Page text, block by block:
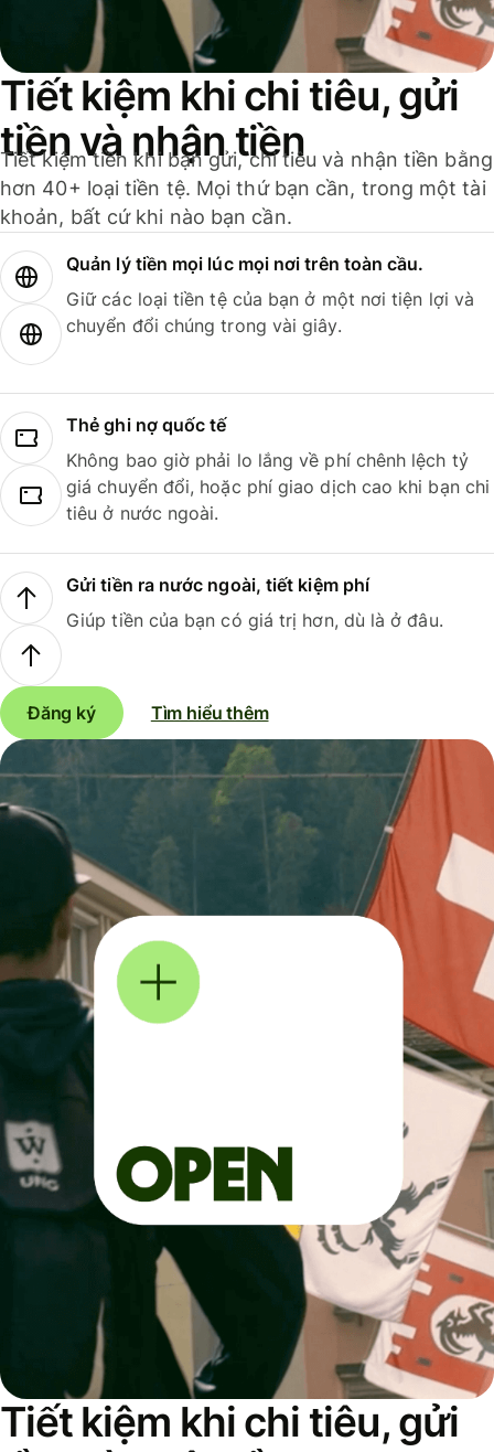
Tiết kiệm khi chi tiêu, gửi
tiền và nhận tiền
Tiết kiệm tiền khi bạn gửi, chi tiêu và nhận tiền bằng
hơn 40+ loại tiền tệ. Mọi thứ bạn cần, trong một tài
khoản, bất cứ khi nào bạn cần.
Quản lý tiền mọi lúc mọi nơi trên toàn cầu.
Giữ các loại tiền tệ của bạn ở một nơi tiện lợi và
chuyển đổi chúng trong vài giây.
Thẻ ghi nợ quốc tế
Không bao giờ phải lo lắng về phí chênh lệch tỷ
giá chuyển đổi, hoặc phí giao dịch cao khi bạn chi
tiêu ở nước ngoài.
Gửi tiền ra nước ngoài, tiết kiệm phí
Giúp tiền của bạn có giá trị hơn, dù là ở đâu.
Đăng ký Tìm hiểu thêm
Tiết kiệm khi chi tiêu, gửi